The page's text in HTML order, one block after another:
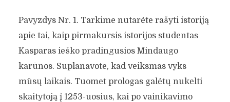
Pavyzdys Nr. 1. Tarkime nutarėte rašyti istoriją
apie tai, kaip pirmakursis istorijos studentas
Kasparas ieško pradingusios Mindaugo
karūnos. Suplanavote, kad veiksmas vyks
mūsų laikais. Tuomet prologas galėtų nukelti
skaitytoją į 1253-uosius, kai po vainikavimo